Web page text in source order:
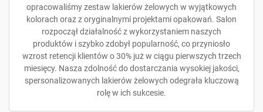
opracowaliśmy zestaw lakierów żelowych w wyjątkowych
kolorach oraz z oryginalnymi projektami opakowań. Salon
rozpoczął działalność z wykorzystaniem naszych
produktów i szybko zdobył popularność, co przyniosło
wzrost retencji klientów o 30% już w ciągu pierwszych trzech
miesięcy. Nasza zdolność do dostarczania wysokiej jakości,
spersonalizowanych lakierów żelowych odegrała kluczową
rolę w ich sukcesie.